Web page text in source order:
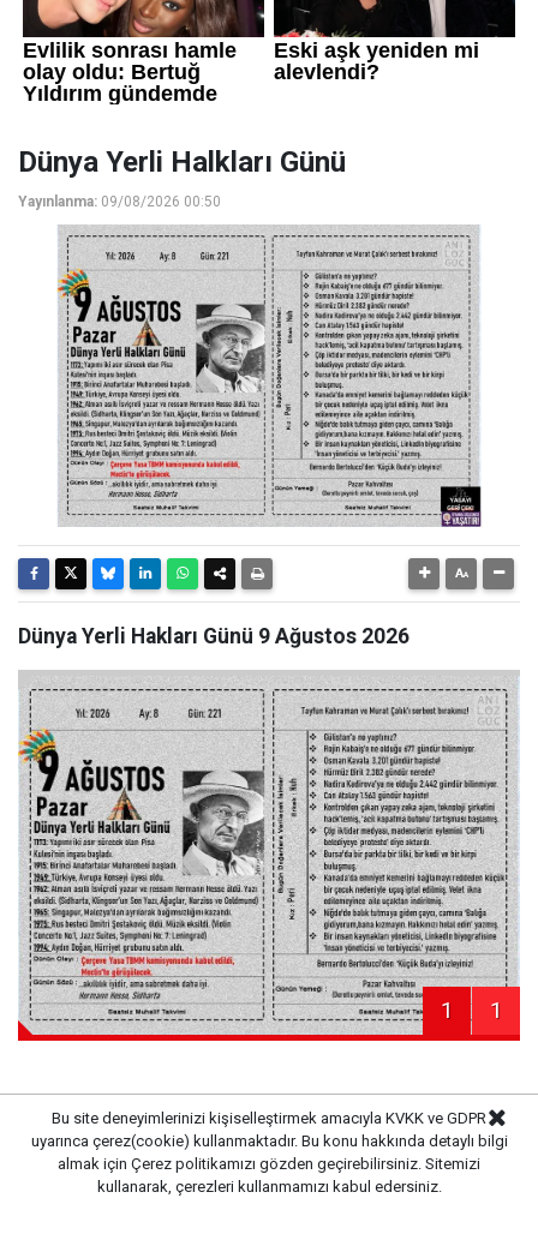
Dünya Yerli Halkları Günü
Yayınlanma: 09/08/2026 00:50
Dünya Yerli Hakları Günü 9 Ağustos 2026
1 1
Kaynak: Haber Merkezi
Bu site deneyimlerinizi kişiselleştirmek amacıyla KVKK ve GDPR
uyarınca çerez(cookie) kullanmaktadır. Bu konu hakkında detaylı bilgi
almak için Çerez politikamızı gözden geçirebilirsiniz. Sitemizi
kullanarak, çerezleri kullanmamızı kabul edersiniz.